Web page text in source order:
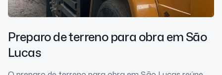
Preparo de terreno para obra em São
Lucas